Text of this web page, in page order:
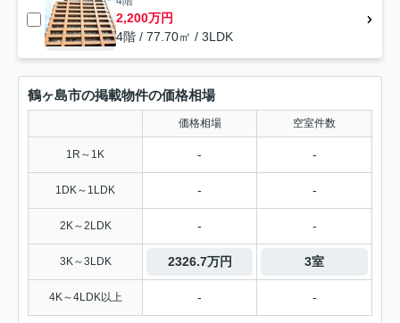
2,200万円
4階 / 77.70㎡ / 3LDK
鶴ヶ島市の掲載物件の価格相場
価格相場 空室件数
1R～1K - -
1DK～1LDK - -
2K～2LDK - -
3K～3LDK 2326.7万円 3室
4K～4LDK以上 - -